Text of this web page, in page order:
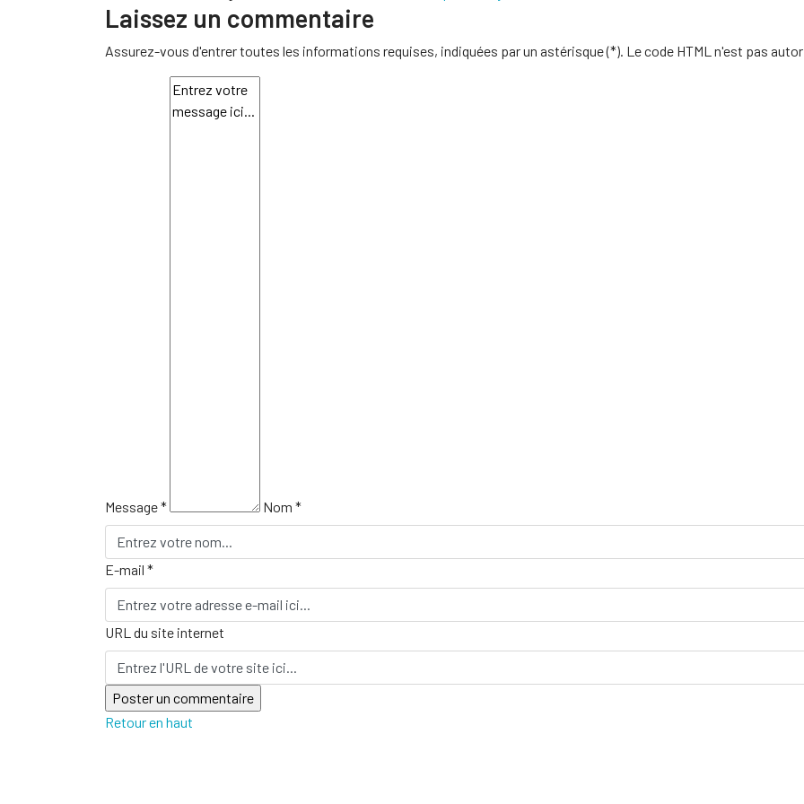
Laissez un commentaire
Assurez-vous d'entrer toutes les informations requises, indiquées par un astérisque (*). Le code HTML n'est pas
Message * Nom *
E-mail *
URL du site internet
Retour en haut